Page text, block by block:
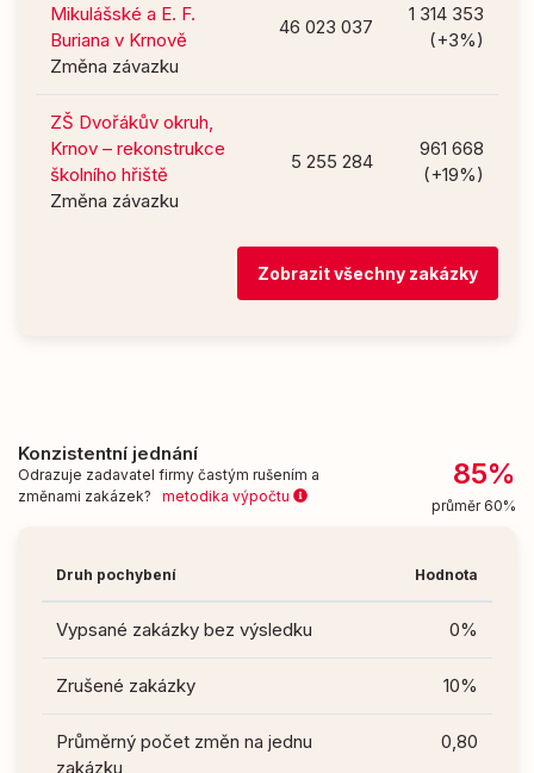
Mikulášské a E. F.
Buriana v Krnově
Změna závazku
46 023 037
1 314 353
(+3%)
ZŠ Dvořákův okruh,
Krnov – rekonstrukce
školního hřiště
Změna závazku
5 255 284
961 668
(+19%)
Zobrazit všechny zakázky
Konzistentní jednání
Odrazuje zadavatel firmy častým rušením a
změnami zakázek? metodika výpočtu
85%
průměr 60%
Druh pochybení Hodnota
Vypsané zakázky bez výsledku 0%
Zrušené zakázky 10%
Průměrný počet změn na jednu
zakázku
0,80